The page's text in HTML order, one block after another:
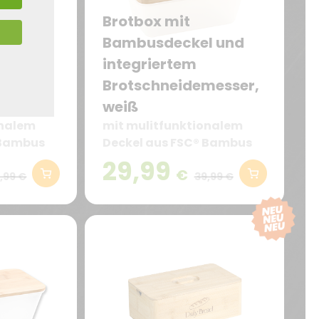
€
Brotbox mit
Bambusdeckel und
integriertem
Brotschneidemesser,
weiß
29,99 € 39,99 €